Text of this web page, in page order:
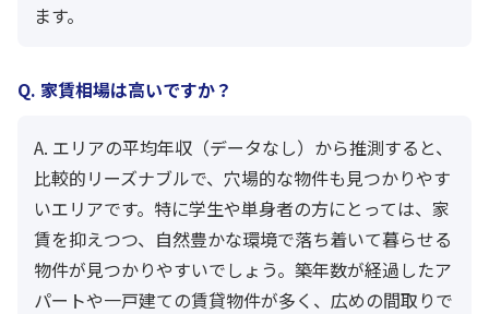
ます。
Q. 家賃相場は高いですか？
A. エリアの平均年収（データなし）から推測すると、
比較的リーズナブルで、穴場的な物件も見つかりやす
いエリアです。特に学生や単身者の方にとっては、家
賃を抑えつつ、自然豊かな環境で落ち着いて暮らせる
物件が見つかりやすいでしょう。築年数が経過したア
パートや一戸建ての賃貸物件が多く、広めの間取りで